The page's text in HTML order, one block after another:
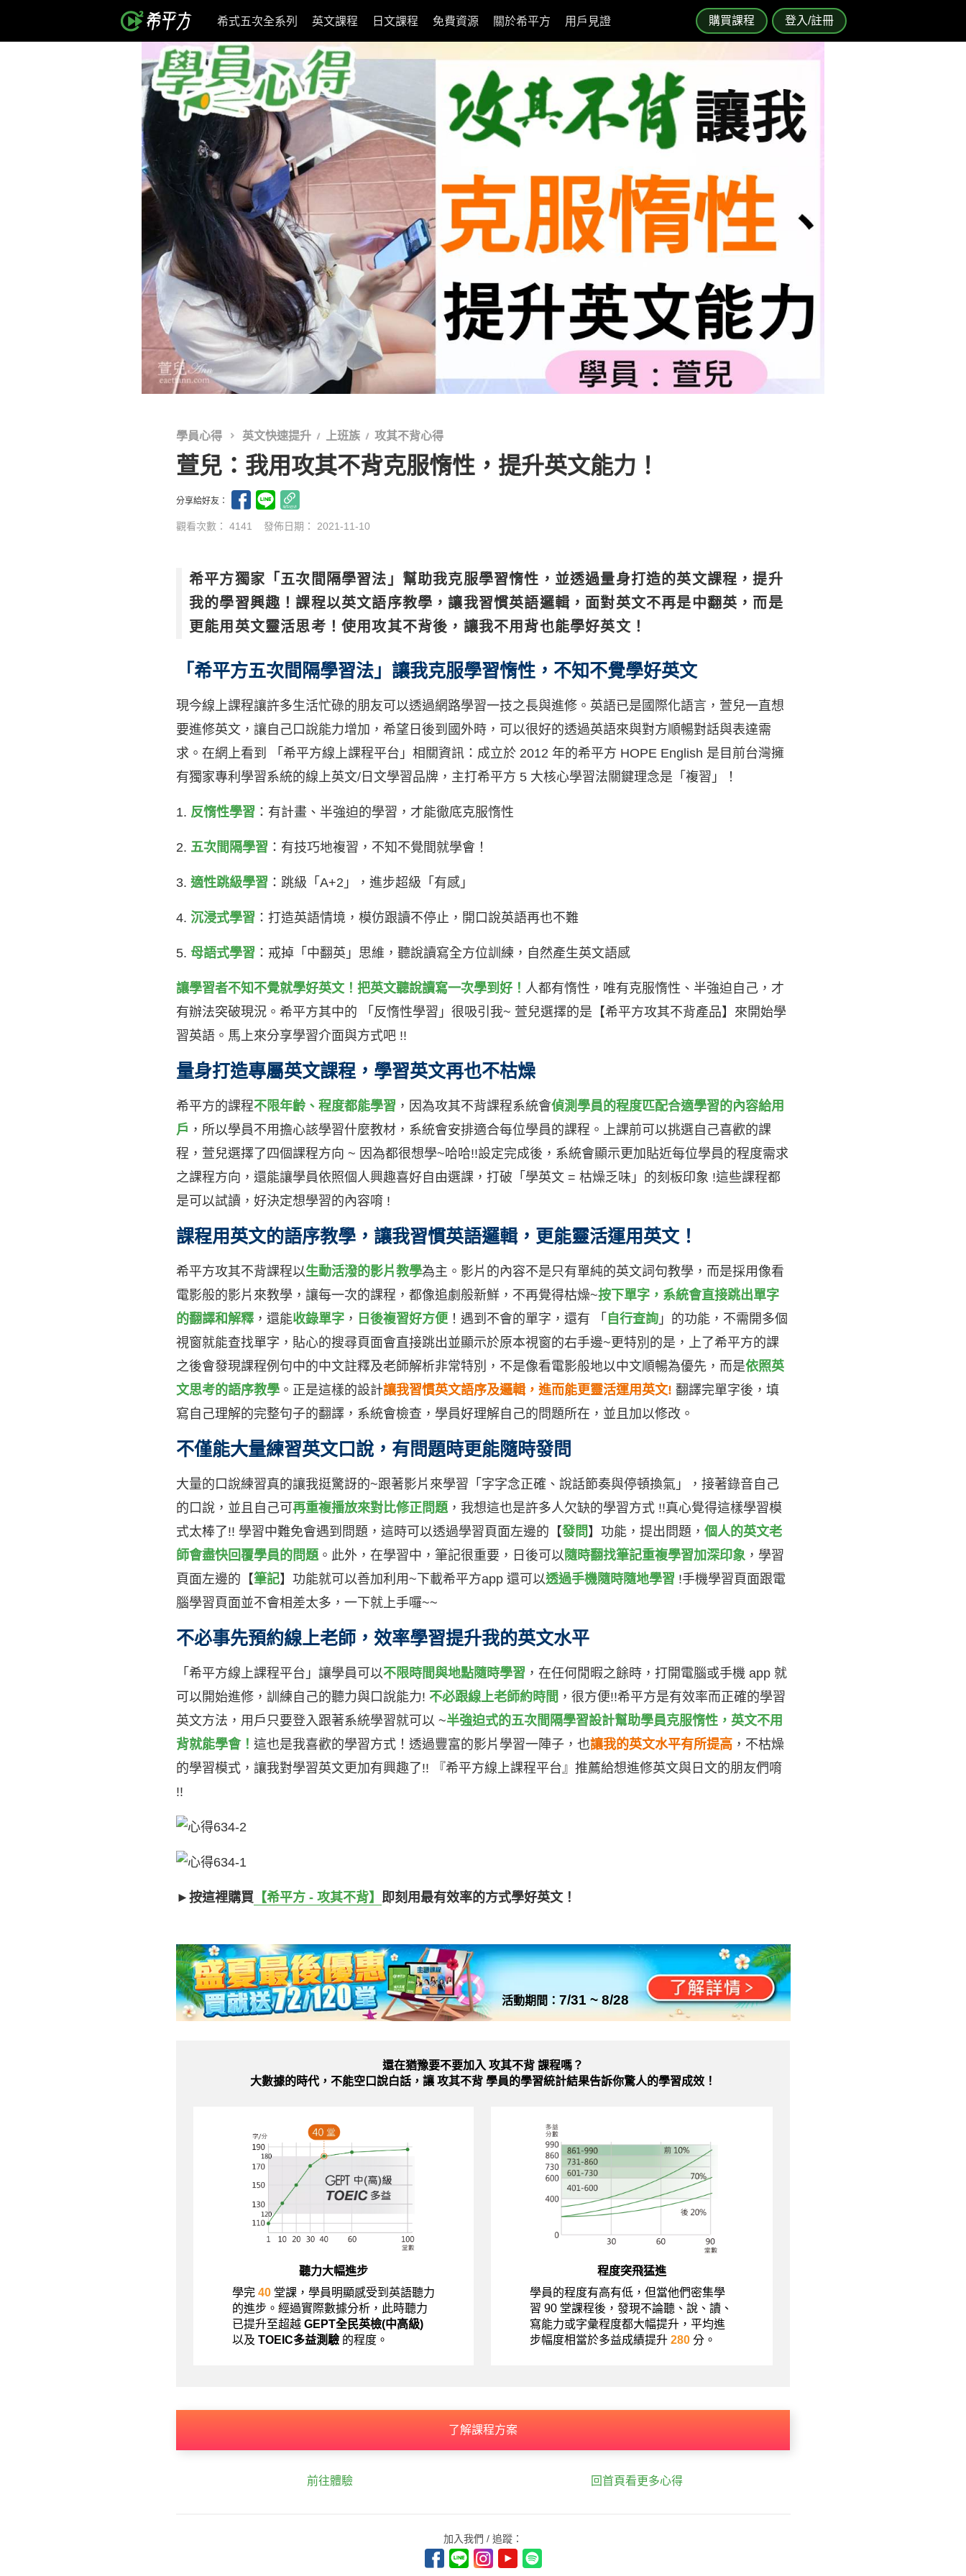
購買課程 登入/註冊
希式五次全系列 英文課程 日文課程 免費資源 關於希平方 用戶見證
學員心得 英文快速提升 上班族 攻其不背心得
萱兒：我用攻其不背克服惰性，提升英文能力！
分享給好友：
觀看次數： 4141 發佈日期： 2021-11-10
希平方獨家「五次間隔學習法」幫助我克服學習惰性，並透過量身打造的英文課程，提升
我的學習興趣！課程以英文語序教學，讓我習慣英語邏輯，面對英文不再是中翻英，而是
更能用英文靈活思考！使用攻其不背後，讓我不用背也能學好英文！
「希平方五次間隔學習法」讓我克服學習惰性，不知不覺學好英文
現今線上課程讓許多生活忙碌的朋友可以透過網路學習一技之長與進修。英語已是國際化語言，萱兒一直想
要進修英文，讓自己口說能力增加，希望日後到國外時，可以很好的透過英語來與對方順暢對話與表達需
求。在網上看到 「希平方線上課程平台」相關資訊：成立於 2012 年的希平方 HOPE English 是目前台灣擁
有獨家專利學習系統的線上英文/日文學習品牌，主打希平方 5 大核心學習法關鍵理念是「複習」！
1. 反惰性學習 ：有計畫、半強迫的學習，才能徹底克服惰性
2. 五次間隔學習 ：有技巧地複習，不知不覺間就學會！
3. 適性跳級學習 ：跳級「A+2」，進步超級「有感」
4. 沉浸式學習 ：打造英語情境，模仿跟讀不停止，開口說英語再也不難
5. 母語式學習 ：戒掉「中翻英」思維，聽說讀寫全方位訓練，自然產生英文語感
讓學習者不知不覺就學好英文！把英文聽說讀寫一次學到好！ 人都有惰性，唯有克服惰性、半強迫自己，才
有辦法突破現況。希平方其中的 「反惰性學習」很吸引我~ 萱兒選擇的是【希平方攻其不背產品】來開始學
習英語。馬上來分享學習介面與方式吧 !!
量身打造專屬英文課程，學習英文再也不枯燥
希平方的課程不限年齡、程度都能學習 ，因為攻其不背課程系統會偵測學員的程度匹配合適學習的內容給用
戶 ，所以學員不用擔心該學習什麼教材，系統會安排適合每位學員的課程。上課前可以挑選自己喜歡的課
程，萱兒選擇了四個課程方向 ~ 因為都很想學~哈哈!!設定完成後，系統會顯示更加貼近每位學員的程度需求
之課程方向，還能讓學員依照個人興趣喜好自由選課，打破「學英文 = 枯燥乏味」的刻板印象 !這些課程都
是可以試讀，好決定想學習的內容唷 !
課程用英文的語序教學，讓我習慣英語邏輯，更能靈活運用英文！
希平方攻其不背課程以生動活潑的影片教學為主。影片的內容不是只有單純的英文詞句教學，而是採用像看
電影般的影片來教學，讓每一次的課程，都像追劇般新鮮，不再覺得枯燥~按下單字，系統會直接跳出單字
的翻譯和解釋 ，還能收錄單字 ， 日後複習好方便！遇到不會的單字，還有 「 自行查詢 」的功能，不需開多個
視窗就能查找單字，貼心的搜尋頁面會直接跳出並顯示於原本視窗的右手邊~更特別的是，上了希平方的課
之後會發現課程例句中的中文註釋及老師解析非常特別，不是像看電影般地以中文順暢為優先，而是依照英
文思考的語序教學 。正是這樣的設計讓我習慣英文語序及邏輯，進而能更靈活運用英文! 翻譯完單字後，填
寫自己理解的完整句子的翻譯，系統會檢查，學員好理解自己的問題所在，並且加以修改。
不僅能大量練習英文口說，有問題時更能隨時發問
大量的口說練習真的讓我挺驚訝的~跟著影片來學習「字字念正確、說話節奏與停頓換氣」，接著錄音自己
的口說，並且自己可 再重複播放來對比修正問題，我想這也是許多人欠缺的學習方式 !!真心覺得這樣學習模
式太棒了!! 學習中難免會遇到問題，這時可以透過學習頁面左邊的【發問 】功能，提出問題， 個人的英文老
師會盡快回覆學員的問題。此外，在學習中，筆記很重要，日後可以 隨時翻找筆記重複學習加深印象 ，學習
頁面左邊的【筆記】功能就可以善加利用~下載希平方app 還可以透過手機隨時隨地學習 !手機學習頁面跟電
腦學習頁面並不會相差太多，一下就上手囉~~
不必事先預約線上老師，效率學習提升我的英文水平
「希平方線上課程平台」讓學員可以不限時間與地點隨時學習 ，在任何閒暇之餘時，打開電腦或手機 app 就
可以開始進修，訓練自己的聽力與口說能力! 不必跟線上老師約時間 ，很方便!!希平方是有效率而正確的學習
英文方法，用戶只要登入跟著系統學習就可以 ~半強迫式的五次間隔學習設計幫助學員克服惰性，英文不用
背就能學會！ 這也是我喜歡的學習方式！透過豐富的影片學習一陣子，也讓我的英文水平有所提高 ，不枯燥
的學習模式，讓我對學習英文更加有興趣了!! 『希平方線上課程平台』推薦給想進修英文與日文的朋友們唷
!!
►按這裡購買 【希平方 - 攻其不背】 即刻用最有效率的方式學好英文！
活動期間：7/31 ~ 8/28
還在猶豫要不要加入 攻其不背 課程嗎？
大數據的時代，不能空口說白話，讓 攻其不背 學員的學習統計結果告訴你驚人的學習成效！
聽力大幅進步
學完 40 堂課，學員明顯感受到英語聽力
的進步。經過實際數據分析，此時聽力
已提升至超越 GEPT全民英檢(中高級)
以及 TOEIC多益測驗 的程度。
程度突飛猛進
學員的程度有高有低，但當他們密集學
習 90 堂課程後，發現不論聽、說、讀、
寫能力或字彙程度都大幅提升，平均進
步幅度相當於多益成績提升 280 分。
了解課程方案
前往體驗 回首頁看更多心得
加入我們 / 追蹤：